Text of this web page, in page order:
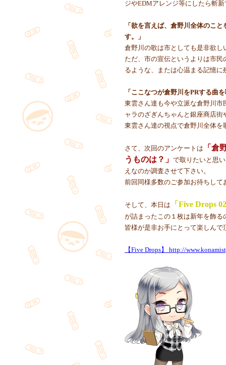
ジやEDMアレンジ等にしたら斬
「欲を言えば、倉野川全体のこ
す。」
倉野川の歌は市としても是非欲し
ただ、市の宣伝というよりは市
るような、または心温まる記憶
「ここなつが倉野川をPRする曲
東雲さん達も今や立派な倉野川
ャラのざぎんちゃんと銀座商店
東雲さん達の視点で倉野川全体
さて、次回のアンケートは
「倉
うものは？」 で取りたいと思
えなのか調査させて下さい。
前回同様多数のご参加お待ちして
そして、本日は 「Five Drops
が詰まったこの１枚は新年を飾る
皆様が是非お手にとって楽しん
【Five Drops】 http://